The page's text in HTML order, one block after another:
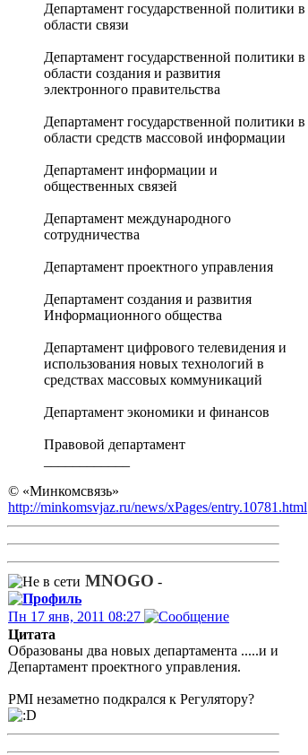
Департамент государственной политики в
области связи
Департамент государственной политики в
области создания и развития
электронного правительства
Департамент государственной политики в
области средств массовой информации
Департамент информации и
общественных связей
Департамент международного
сотрудничества
Департамент проектного управления
Департамент создания и развития
Информационного общества
Департамент цифрового телевидения и
использования новых технологий в
средствах массовых коммуникаций
Департамент экономики и финансов
Правовой департамент
© «Минкомсвязь»
http://minkomsvjaz.ru/news/xPages/entry.10781.html
MNOGO -
Пн 17 янв, 2011 08:27
Цитата
Образованы два новых департамента .....и и
Департамент проектного управления.
PMI незаметно подкрался к Регулятору?